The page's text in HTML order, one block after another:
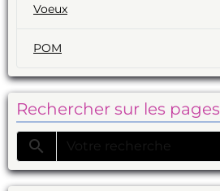
Voeux
POM
Rechercher sur les pages